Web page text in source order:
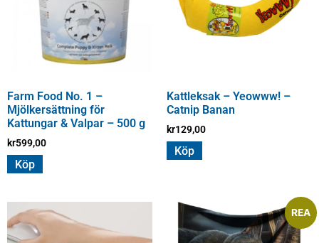
Farm Food No. 1 –
Mjölkersättning för
Kattungar & Valpar – 500 g
kr599,00
Köp
Kattleksak – Yeowww! –
Catnip Banan
kr129,00
Köp
REA